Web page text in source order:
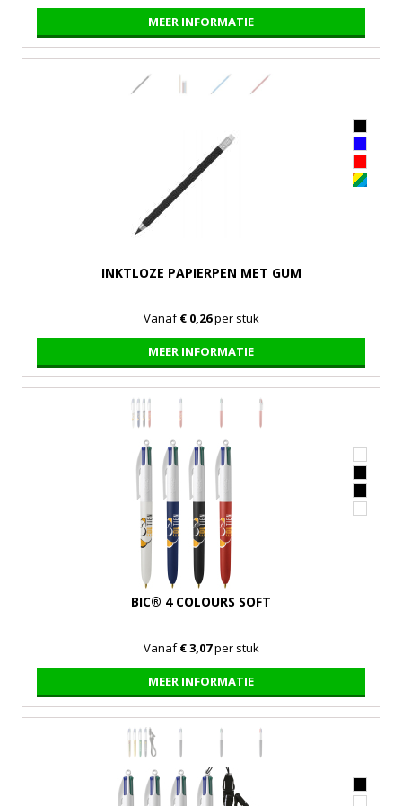
MEER INFORMATIE
INKTLOZE PAPIERPEN MET GUM
Vanaf€ 0,26per stuk
MEER INFORMATIE
BIC® 4 COLOURS SOFT
Vanaf€ 3,07per stuk
MEER INFORMATIE